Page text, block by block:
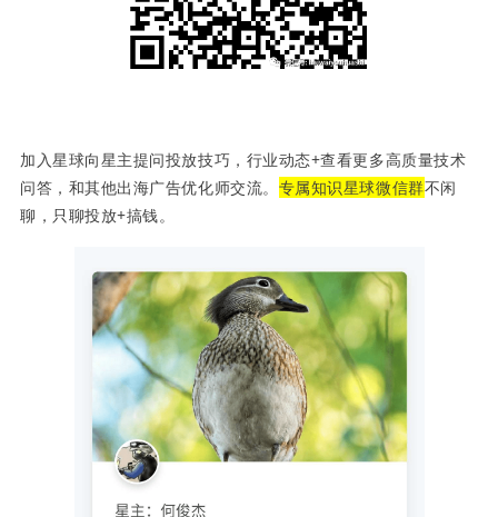
加入星球向星主提问投放技巧，行业动态+查看更多高质量技术
问答，和其他出海广告优化师交流。 专属知识星球微信群不闲
聊，只聊投放+搞钱。